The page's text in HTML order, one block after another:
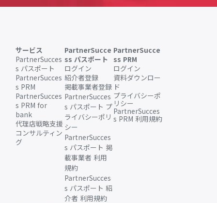
サービス
PartnerSucces
s パスポート
PartnerSucces
s PRM
PartnerSucces
s PRM for
bank
代理店戦略支援
コンサルティン
グ
PartnerSucce
ss パスポート
ログイン
紹介者登録
掲載事業者登録
PartnerSucces
s パスポート プ
ライバシーポリ
シー
PartnerSucces
s パスポート 掲
載事業者 利用
規約
PartnerSucces
s パスポート 紹
介者 利用規約
PartnerSucce
ss PRM
ログイン
資料ダウンロー
ド
プライバシーポ
リシー
PartnerSucces
s PRM 利用規約